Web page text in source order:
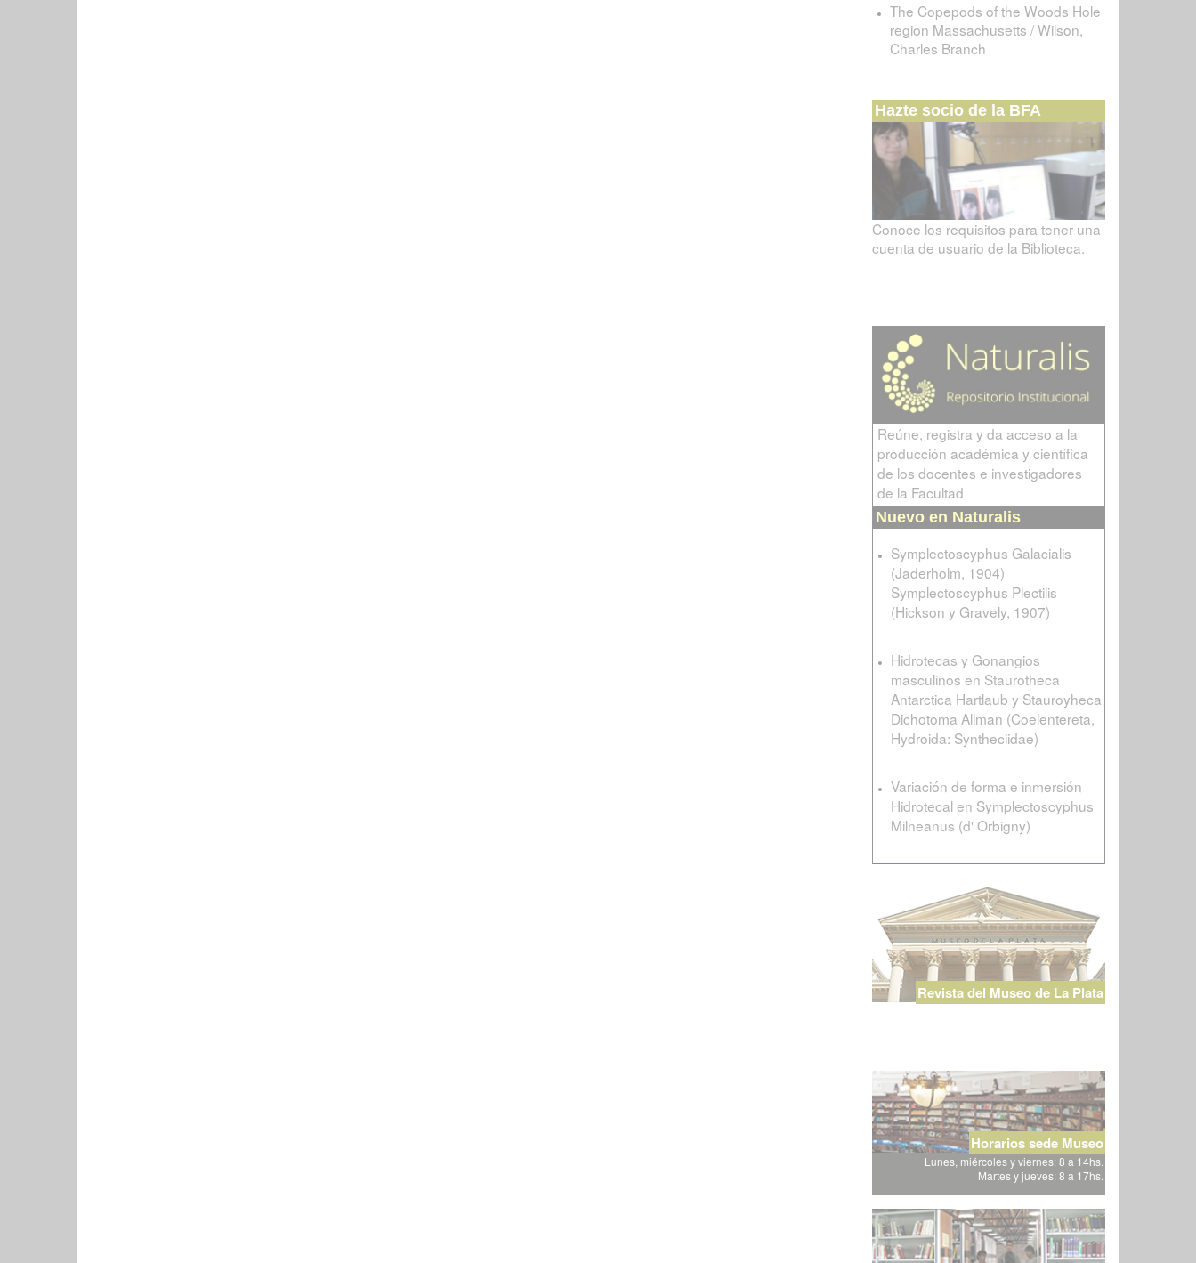
The Copepods of the Woods Hole
region Massachusetts / Wilson,
Charles Branch
Hazte socio de la BFA
Conoce los requisitos para tener una
cuenta de usuario de la Biblioteca.
Reúne, registra y da acceso a la
producción académica y científica
de los docentes e investigadores
de la Facultad
Nuevo en Naturalis
Symplectoscyphus Galacialis
(Jaderholm, 1904)
Symplectoscyphus Plectilis
(Hickson y Gravely, 1907)
Hidrotecas y Gonangios
masculinos en Staurotheca
Antarctica Hartlaub y Stauroyheca
Dichotoma Allman (Coelentereta,
Hydroida: Syntheciidae)
Variación de forma e inmersión
Hidrotecal en Symplectoscyphus
Milneanus (d' Orbigny)
Revista del Museo de La Plata
Horarios sede Museo
Lunes, miércoles y viernes: 8 a 14hs.
Martes y jueves: 8 a 17hs.